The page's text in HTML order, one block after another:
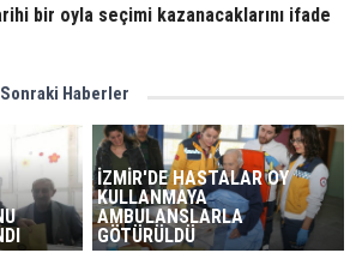
bir oyla seçimi kazanacaklarını ifade
Haberler
İZMİR'DE HASTALAR OY
KULLANMAYA
AMBULANSLARLA
GÖTÜRÜLDÜ